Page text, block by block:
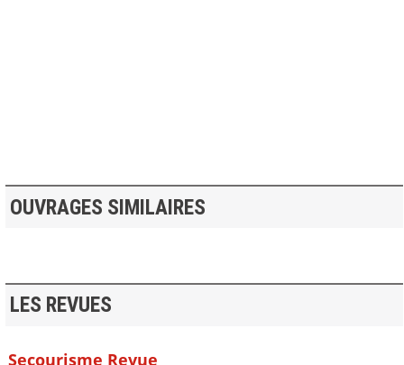
OUVRAGES SIMILAIRES
LES REVUES
Secourisme Revue